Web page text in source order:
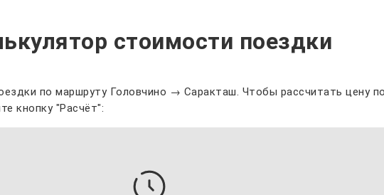
стоимости поездки
по маршруту Головчино → Саракташ. Чтобы рассчитать цену
кнопку "Расчёт":